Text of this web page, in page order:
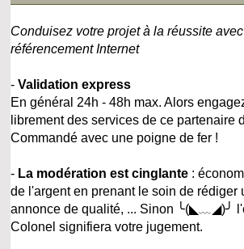
Conduisez votre projet à la réussite
référencement Internet
-Validation express
En général 24h - 48h max. Alors
librement des services de ce partenaire
Commandé avec une poigne de fer !
- La modération est cinglante :
de l'argent en prenant le soin de rédiger
annonce de qualité, ... Sinon ╰(◣﹏◢)╯
Colonel signifiera votre jugement.